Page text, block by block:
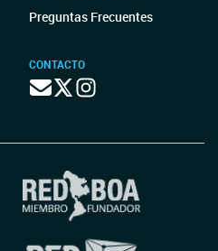
Preguntas Frecuentes
CONTACTO